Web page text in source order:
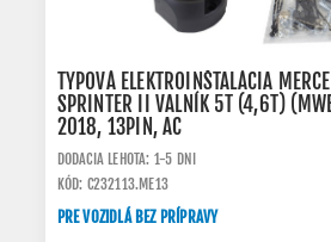
TYPOVÁ ELEKTROINŠTALÁCIA
SPRINTER II VALNÍK 5T (4,6T)
2018, 13PIN, AC
DODACIA LEHOTA: 1-5 DNI
KÓD: C232113.ME13
PRE VOZIDLÁ BEZ PRÍPRAVY